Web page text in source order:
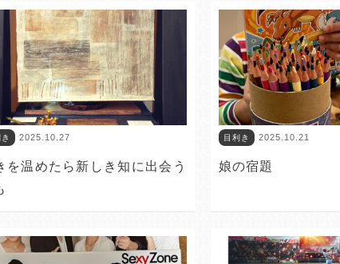
2025.10.27
を温めたら新しき知に出会う
目利き 2025.10.21
娘の宿題